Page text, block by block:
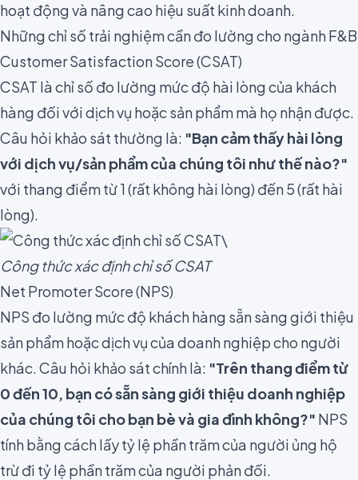
hoạt động và nâng cao hiệu suất kinh doanh.
Những chỉ số trải nghiệm cần đo lường cho ngành F&B
Customer Satisfaction Score (CSAT)
CSAT là chỉ số đo lường mức độ hài lòng của khách
hàng đối với dịch vụ hoặc sản phẩm mà họ nhận được.
Câu hỏi khảo sát thường là: "Bạn cảm thấy hài lòng
với dịch vụ/sản phẩm của chúng tôi như thế nào?"
với thang điểm từ 1 (rất không hài lòng) đến 5 (rất hài
lòng).
Công thức xác định chỉ số CSAT
Net Promoter Score (NPS)
NPS đo lường mức độ khách hàng sẵn sàng giới thiệu
sản phẩm hoặc dịch vụ của doanh nghiệp cho người
khác. Câu hỏi khảo sát chính là: "Trên thang điểm từ
0 đến 10, bạn có sẵn sàng giới thiệu doanh nghiệp
của chúng tôi cho bạn bè và gia đình không?" NPS
tính bằng cách lấy tỷ lệ phần trăm của người ủng hộ
trừ đi tỷ lệ phần trăm của người phản đối.